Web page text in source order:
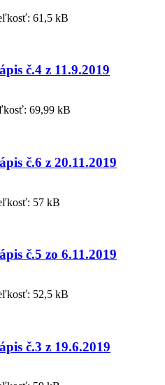
61,5 kB
č.4 z 11.9.2019
69,99 kB
č.6 z 20.11.2019
57 kB
č.5 zo 6.11.2019
52,5 kB
č.3 z 19.6.2019